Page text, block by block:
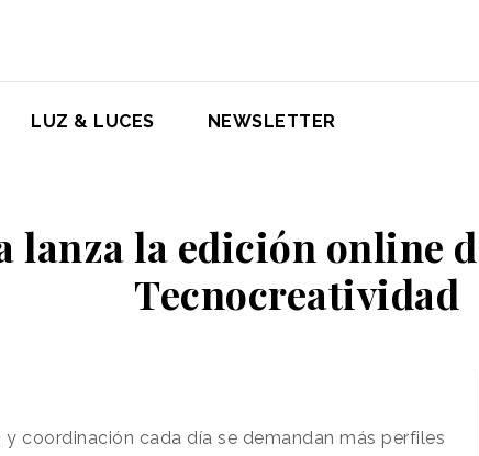
LUZ & LUCES NEWSLETTER
lanza la edición online
Tecnocreatividad
coordinación cada día se demandan más perfiles